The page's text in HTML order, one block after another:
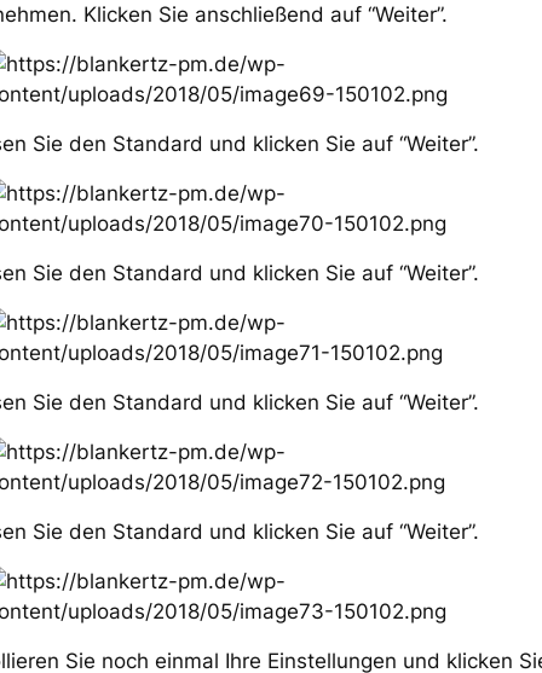
Klicken Sie anschließend auf “Weiter”.
Sie den Standard und klicken Sie auf “Weiter”.
Sie den Standard und klicken Sie auf “Weiter”.
Sie den Standard und klicken Sie auf “Weiter”.
Sie den Standard und klicken Sie auf “Weiter”.
Sie noch einmal Ihre Einstellungen und klicken